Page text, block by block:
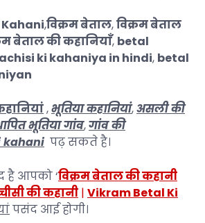
,विक्रम बेताल,विक्रम बेताल
बेताल की कहानियाँ, betal
ki kahaniya in hindi, betal
,भूतिया कहानियां,असली की
भूतिया गांव,गांव की
kahaniपढ़ सकते है।
है आपको‘विक्रम बेताल की कहानी
की कहानी | Vikram Betal Ki
पसंद आई होगी।